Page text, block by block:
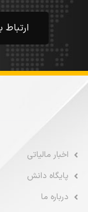
ارتباط
اخبار مالیاتی
پایگاه دانش
درباره ما